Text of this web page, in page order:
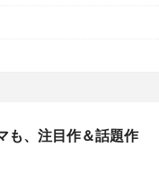
も、注目作＆話題作